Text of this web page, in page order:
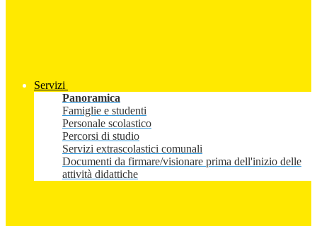
Servizi
Panoramica
Famiglie e studenti
Personale scolastico
Percorsi di studio
Servizi extrascolastici comunali
Documenti da firmare/visionare prima dell'inizio delle
attività didattiche